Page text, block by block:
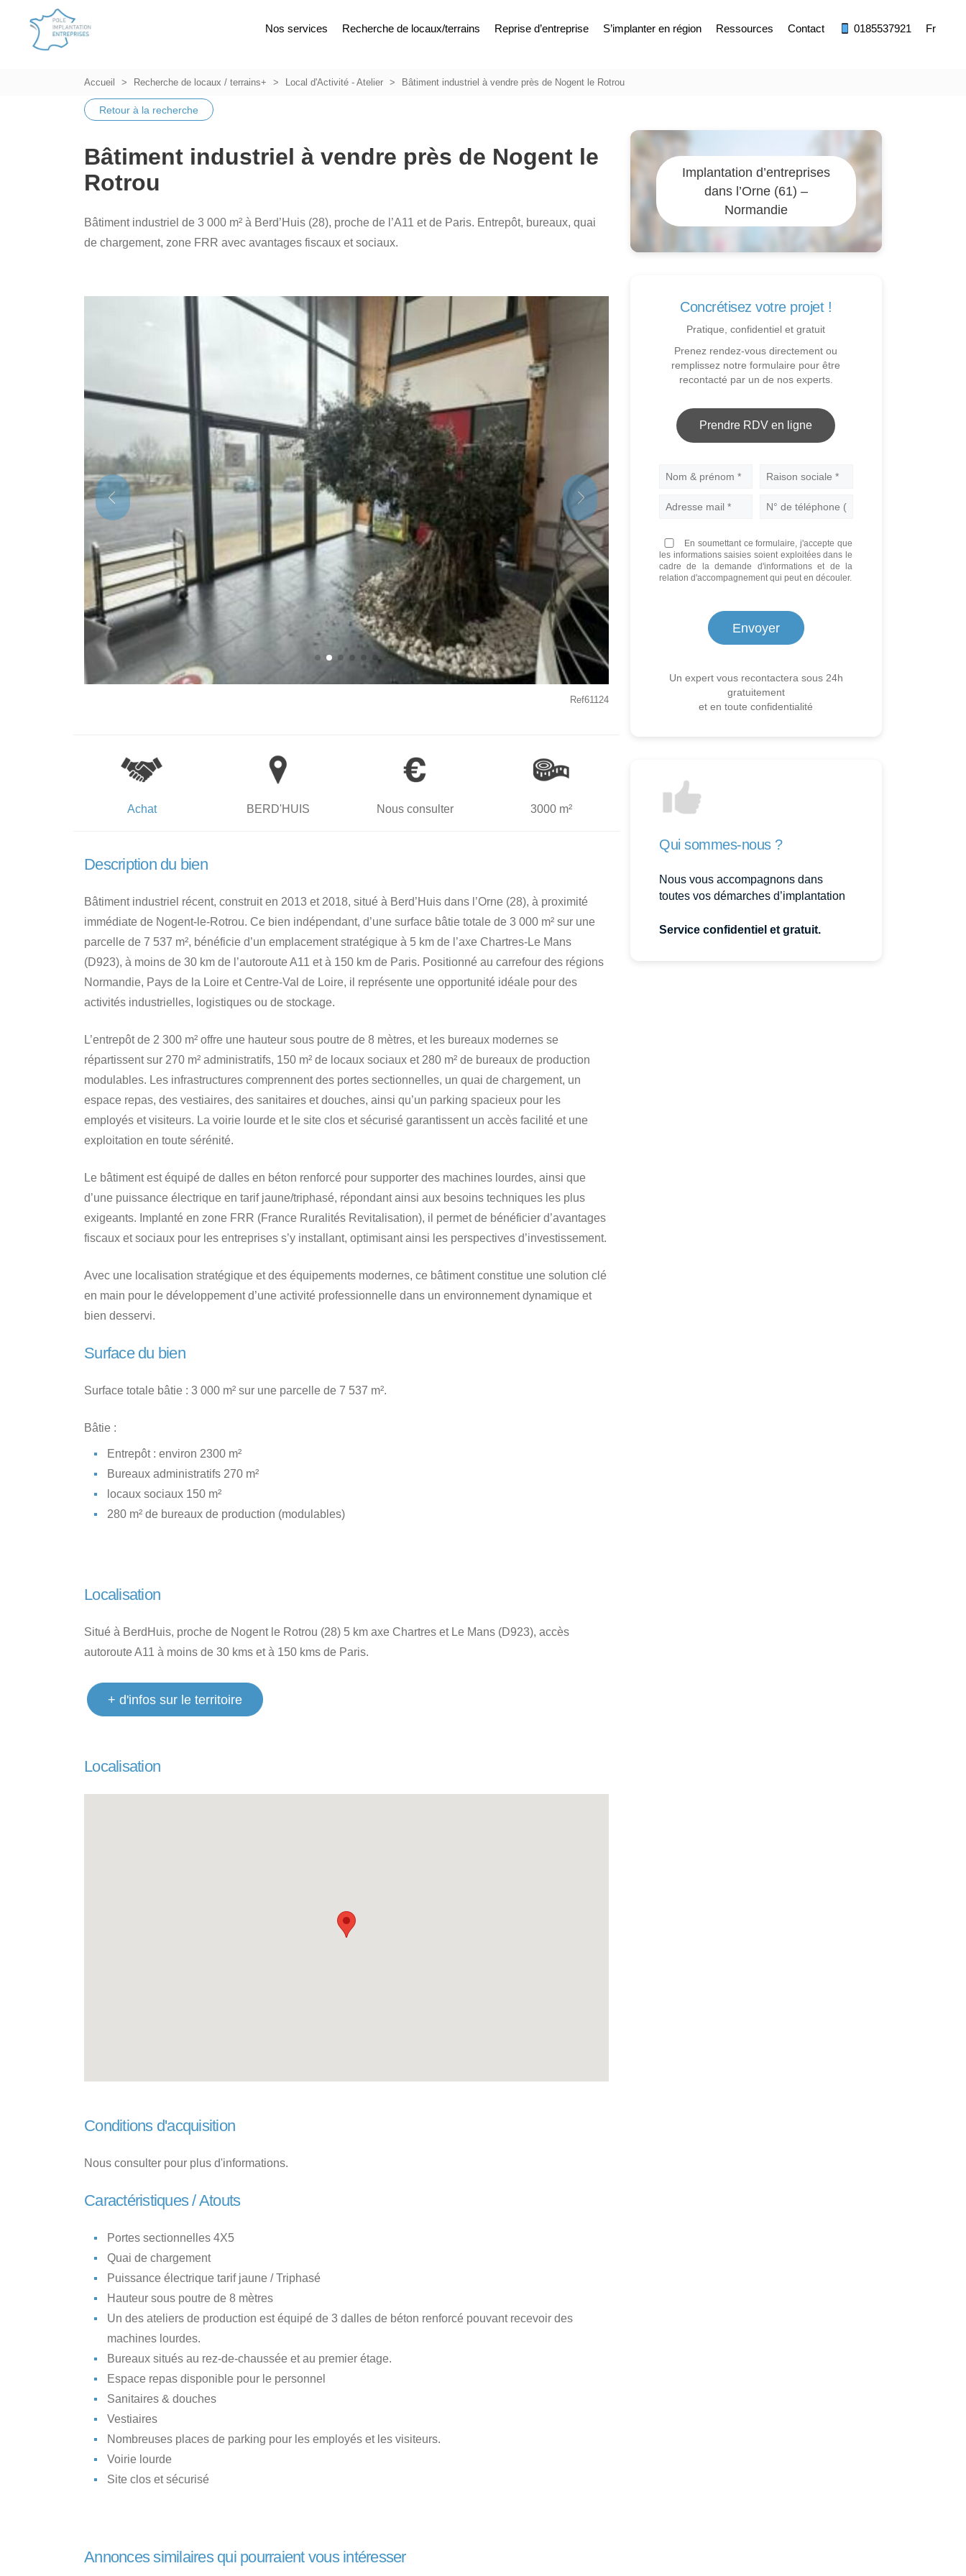
Nos services Recherche de locaux/terrains Reprise d’entreprise S’implanter en région Ressources Contact 0185537921 Fr
Accueil Recherche de locaux / terrains+ Local d'Activité - Atelier Bâtiment industriel à vendre près de Nogent le Rotrou
Retour à la recherche
Bâtiment industriel à vendre près de Nogent le
Rotrou
Bâtiment industriel de 3 000 m² à Berd’Huis (28), proche de l’A11 et de Paris. Entrepôt, bureaux, quai
de chargement, zone FRR avec avantages fiscaux et sociaux.
Ref61124
Achat BERD'HUIS Nous consulter 3000 m²
Description du bien
Bâtiment industriel récent, construit en 2013 et 2018, situé à Berd’Huis dans l’Orne (28), à proximité
immédiate de Nogent-le-Rotrou. Ce bien indépendant, d’une surface bâtie totale de 3 000 m² sur une
parcelle de 7 537 m², bénéficie d’un emplacement stratégique à 5 km de l’axe Chartres-Le Mans
(D923), à moins de 30 km de l’autoroute A11 et à 150 km de Paris. Positionné au carrefour des régions
Normandie, Pays de la Loire et Centre-Val de Loire, il représente une opportunité idéale pour des
activités industrielles, logistiques ou de stockage.
L’entrepôt de 2 300 m² offre une hauteur sous poutre de 8 mètres, et les bureaux modernes se
répartissent sur 270 m² administratifs, 150 m² de locaux sociaux et 280 m² de bureaux de production
modulables. Les infrastructures comprennent des portes sectionnelles, un quai de chargement, un
espace repas, des vestiaires, des sanitaires et douches, ainsi qu’un parking spacieux pour les
employés et visiteurs. La voirie lourde et le site clos et sécurisé garantissent un accès facilité et une
exploitation en toute sérénité.
Le bâtiment est équipé de dalles en béton renforcé pour supporter des machines lourdes, ainsi que
d’une puissance électrique en tarif jaune/triphasé, répondant ainsi aux besoins techniques les plus
exigeants. Implanté en zone FRR (France Ruralités Revitalisation), il permet de bénéficier d’avantages
fiscaux et sociaux pour les entreprises s’y installant, optimisant ainsi les perspectives d’investissement.
Avec une localisation stratégique et des équipements modernes, ce bâtiment constitue une solution clé
en main pour le développement d’une activité professionnelle dans un environnement dynamique et
bien desservi.
Surface du bien
Surface totale bâtie : 3 000 m² sur une parcelle de 7 537 m².
Bâtie :
Entrepôt : environ 2300 m²
Bureaux administratifs 270 m²
locaux sociaux 150 m²
280 m² de bureaux de production (modulables)
Localisation
Situé à BerdHuis, proche de Nogent le Rotrou (28) 5 km axe Chartres et Le Mans (D923), accès
autoroute A11 à moins de 30 kms et à 150 kms de Paris.
+ d'infos sur le territoire
Localisation
Conditions d'acquisition
Nous consulter pour plus d'informations.
Caractéristiques / Atouts
Portes sectionnelles 4X5
Quai de chargement
Puissance électrique tarif jaune / Triphasé
Hauteur sous poutre de 8 mètres
Un des ateliers de production est équipé de 3 dalles de béton renforcé pouvant recevoir des
machines lourdes.
Bureaux situés au rez-de-chaussée et au premier étage.
Espace repas disponible pour le personnel
Sanitaires & douches
Vestiaires
Nombreuses places de parking pour les employés et les visiteurs.
Voirie lourde
Site clos et sécurisé
Annonces similaires qui pourraient vous intéresser
Implantation d’entreprises
dans l’Orne (61) –
Normandie
Concrétisez votre projet !
Pratique, confidentiel et gratuit
Prenez rendez-vous directement ou
remplissez notre formulaire pour être
recontacté par un de nos experts.
Prendre RDV en ligne
Nom
En soumettant ce formulaire, j'accepte que
les informations saisies soient exploitées dans le
cadre de la demande d'informations et de la
relation d'accompagnement qui peut en découler.
Un expert vous recontactera sous 24h
gratuitement
et en toute confidentialité
Qui sommes-nous ?
Nous vous accompagnons dans
toutes vos démarches d’implantation
Service confidentiel et gratuit.